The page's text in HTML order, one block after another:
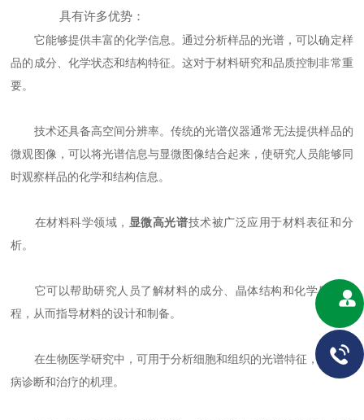
具有许多优势：
它能够提供丰富的化学信息。通过分析样品的光谱，可以确定样
品的成分、化学状态和结构特征。这对于材料研究和品质控制非常重
要。
技术还具备高空间分辨率。传统的光谱仪器通常无法提供样品的
微观图像，可以将光谱信息与显微图像结合起来，使研究人员能够同
时观察样品的化学和结构信息。
在材料科学领域， 显微高光谱技术被广泛应用于材料表征和分
析。
它可以帮助研究人员了解材料的成分、晶体结构和化学反应过
程，从而指导材料的设计和制备。
在生物医学研究中，可用于分析细胞和组织的光谱特征，研究疾
病诊断和治疗的机理。